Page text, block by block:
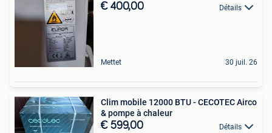
€ 400,00 Détails
Mettet 30 juil. 26
Clim mobile 12000 BTU - CECOTEC Airco
& pompe à chaleur
€ 599,00 Détails